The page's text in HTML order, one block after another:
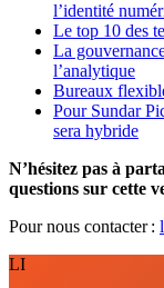
l’identité
Le top 10 des
La
l’analytique
Bureaux
Pour Sundar
sera hybride
N’hésitez pas à
questions sur cette
Pour nous contacter :
LI